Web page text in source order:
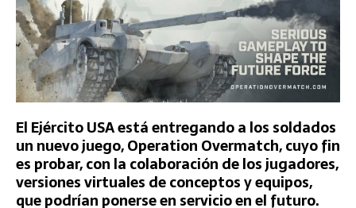
El Ejército USA está entregando a los soldados
un nuevo juego, Operation Overmatch, cuyo fin
es probar, con la colaboración de los jugadores,
versiones virtuales de conceptos y equipos,
que podrían ponerse en servicio en el futuro.